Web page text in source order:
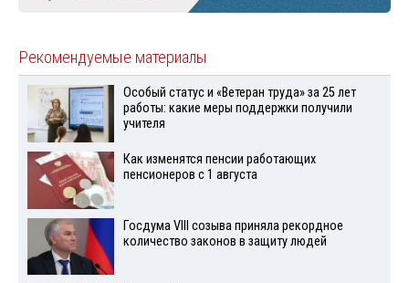
Рекомендуемые материалы
Особый статус и «Ветеран труда» за 25 лет
работы: какие меры поддержки получили
учителя
Как изменятся пенсии работающих
пенсионеров с 1 августа
Госдума VIII созыва приняла рекордное
количество законов в защиту людей